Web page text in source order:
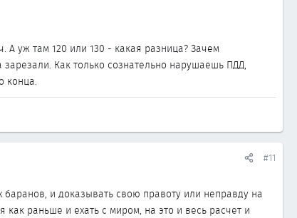
А уж там 120 или 130 - какая разница? Зачем
Как только сознательно нарушаешь ПДД,
конца.
#11
и доказывать свою правоту или неправду на
как раньше и ехать с миром, на это и весь расчет и